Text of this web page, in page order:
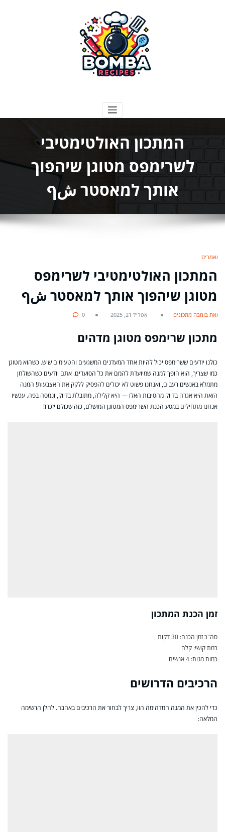
המתכון האולטימטיבי
לשרימפס מטוגן שיהפוך
אותך למאסטר شף
מאמרים
המתכון האולטימטיבי לשרימפס
מטוגן שיהפוך אותך למאסטר شף
מאת בומבה מתכונים אפריל 21, 2025 0
מתכון שרימפס מטוגן מדהים
כולנו יודעים ששרימפס יכול להיות אחד המעדנים המשגעים והטעימים שיש. כשהוא מטוגן
כמו שצריך, הוא הופך למנה שמיועדת להמם את כל הסועדים. אתם יודעים כשהשולחן
מתמלא באנשים רעבים, ואנחנו פשוט לא יכולים להפסיק ללקק את האצבעות! המנה
הזאת היא אגדה בדיוק מהסיבות האלו — היא קלילה, מתובלת בדיוק, ונמסה בפה. עכשיו
אנחנו מתחילים במסע הכנת השרימפס המטוגן המושלם, כזה שכולם יזכרו!
זמן הכנת המתכון
סה"כ זמן הכנה: 30 דקות
רמת קושי: קלה
כמות מנות: 4 אנשים
הרכיבים הדרושים
כדי להכין את המנה המדהימה הזו, צריך לבחור את הרכיבים באהבה. להלן הרשימה
המלאה: